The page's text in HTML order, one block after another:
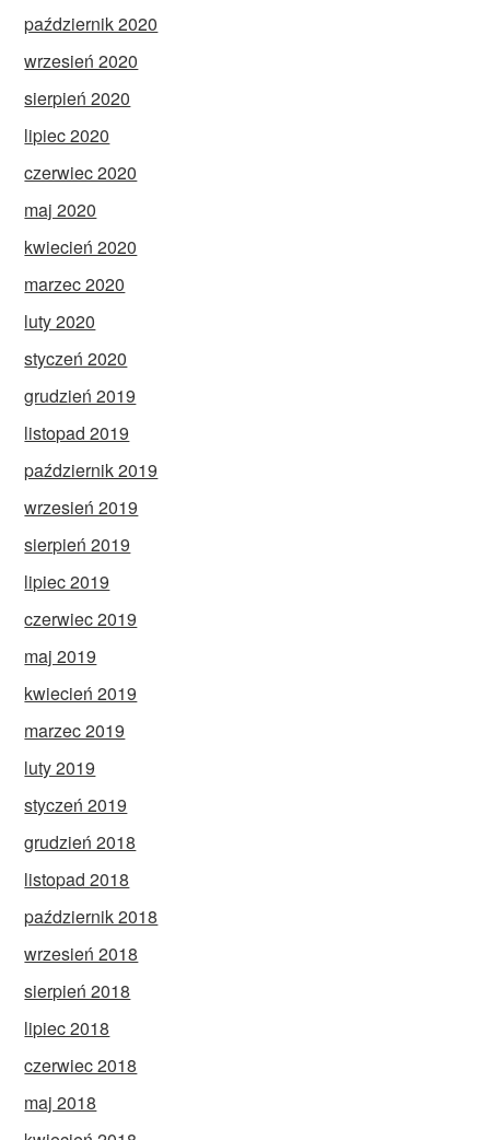
październik 2020
wrzesień 2020
sierpień 2020
lipiec 2020
czerwiec 2020
maj 2020
kwiecień 2020
marzec 2020
luty 2020
styczeń 2020
grudzień 2019
listopad 2019
październik 2019
wrzesień 2019
sierpień 2019
lipiec 2019
czerwiec 2019
maj 2019
kwiecień 2019
marzec 2019
luty 2019
styczeń 2019
grudzień 2018
listopad 2018
październik 2018
wrzesień 2018
sierpień 2018
lipiec 2018
czerwiec 2018
maj 2018